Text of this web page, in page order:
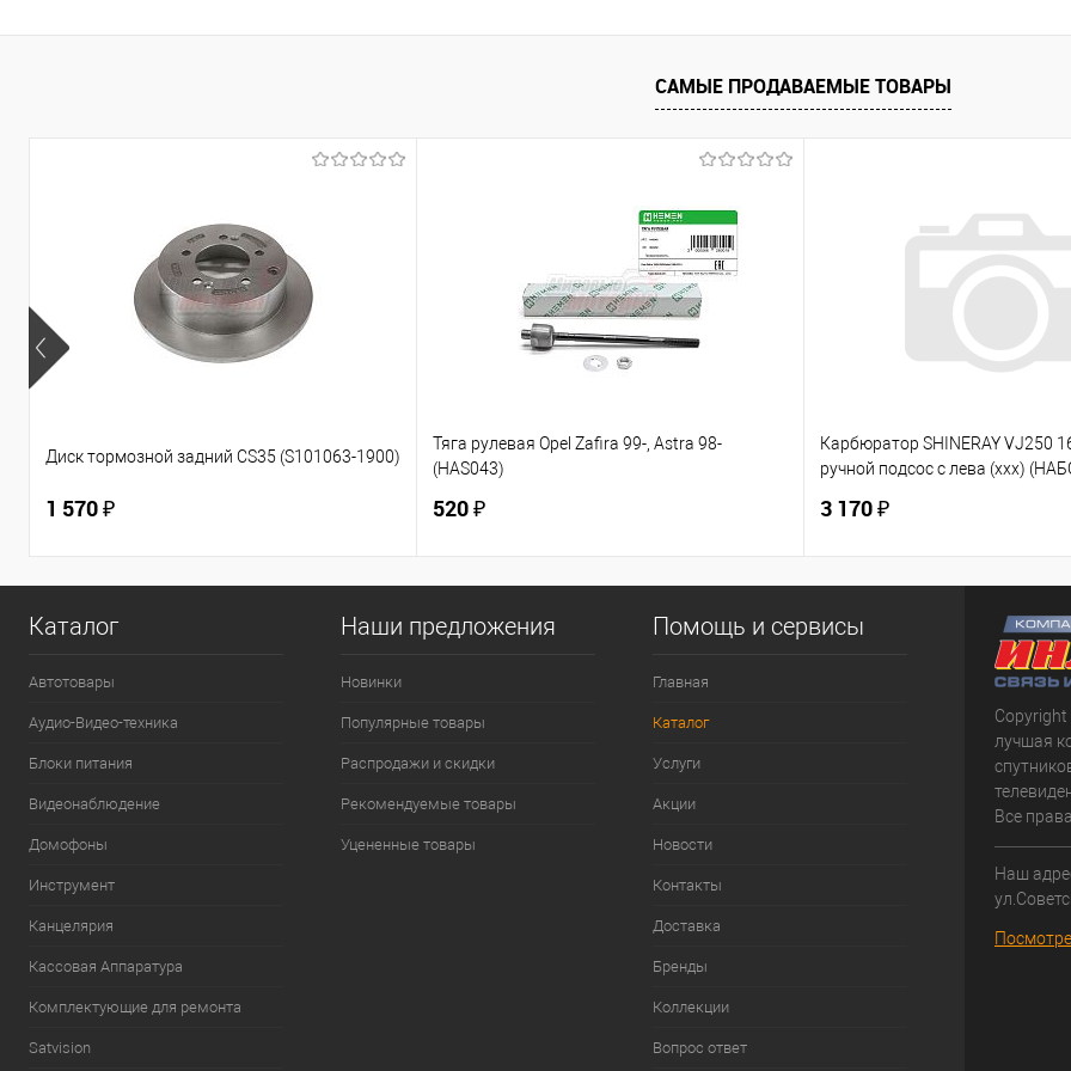
САМЫЕ ПРОДАВАЕМЫЕ ТОВАРЫ
Диск тормозной задний CS35 (S101063-1900)
1 570 ₽
Тяга рулевая Opel Zafira 99-, Astra 98-
(HAS043)
520 ₽
Карбюратор SHINERAY VJ250
ручной подсос с лева (ххх)
3 170 ₽
Каталог
Автотовары
Аудио-Видео-техника
Блоки питания
Видеонаблюдение
Домофоны
Инструмент
Канцелярия
Кассовая Аппаратура
Комплектующие для ремонта
Satvision
Наши предложения
Новинки
Популярные товары
Распродажи и скидки
Рекомендуемые товары
Уцененные товары
Помощь и сервисы
Главная
Каталог
Услуги
Акции
Новости
Контакты
Доставка
Бренды
Коллекции
Вопрос ответ
лучшая
Все
Наш